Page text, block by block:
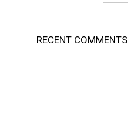
RECENT COMMENTS